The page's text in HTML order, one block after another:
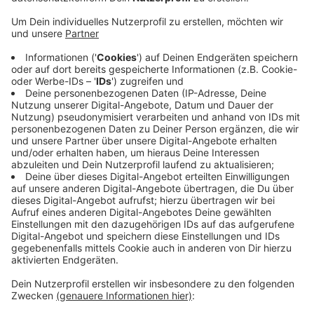
unbewohnbar. Die zuständige Hausverwaltung
versichert, dass die Arbeiten auf Hochtouren
laufen. Ein Datum für den Wiedereinzug der
Bewohner scheint noch nicht festzustehen. Sie
sind seit vier Wochen bei Familie, Freunden und in
einem benachbarten Gebäude untergebracht.
Die Polizei hat nach dem Brand Ermittlungen
aufgenommen. Dass das Feuer durch
Brandstiftung entstanden ist, steht fest. Wer das
Feuer gelegt hat, noch nicht.
Veröffentlicht:Freitag, 22.04.2022 11:01
Anzeige